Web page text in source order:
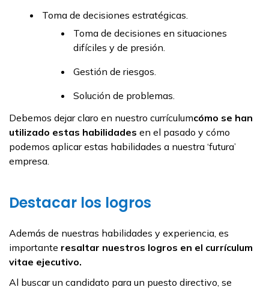
Toma de decisiones estratégicas.
Toma de decisiones en situaciones
difíciles y de presión.
Gestión de riesgos.
Solución de problemas.
Debemos dejar claro en nuestro currículumcómo se han
utilizado estas habilidades en el pasado y cómo
podemos aplicar estas habilidades a nuestra ‘futura’
empresa.
Destacar los logros
Además de nuestras habilidades y experiencia, es
importante resaltar nuestros logros en el currículum
vitae ejecutivo.
Al buscar un candidato para un puesto directivo, se